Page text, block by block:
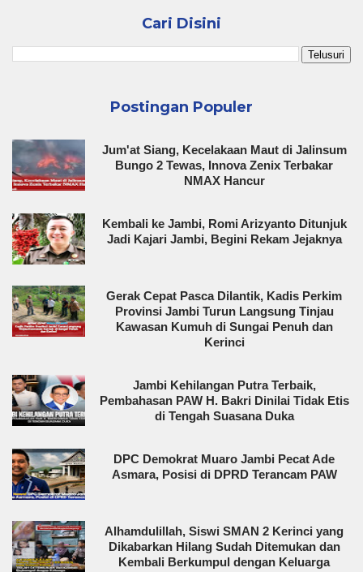
Cari Disini
Postingan Populer
Jum'at Siang, Kecelakaan Maut di Jalinsum
Bungo 2 Tewas, Innova Zenix Terbakar
NMAX Hancur
Kembali ke Jambi, Romi Arizyanto Ditunjuk
Jadi Kajari Jambi, Begini Rekam Jejaknya
Gerak Cepat Pasca Dilantik, Kadis Perkim
Provinsi Jambi Turun Langsung Tinjau
Kawasan Kumuh di Sungai Penuh dan
Kerinci
Jambi Kehilangan Putra Terbaik,
Pembahasan PAW H. Bakri Dinilai Tidak Etis
di Tengah Suasana Duka
DPC Demokrat Muaro Jambi Pecat Ade
Asmara, Posisi di DPRD Terancam PAW
Alhamdulillah, Siswi SMAN 2 Kerinci yang
Dikabarkan Hilang Sudah Ditemukan dan
Kembali Berkumpul dengan Keluarga